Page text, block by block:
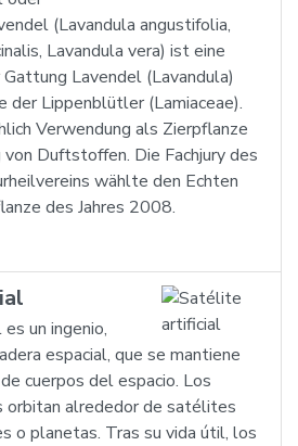
(Lavandula angustifolia,
Lavandula vera) ist eine
Lavendel (Lavandula)
der Lippenblütler (Lamiaceae).
Verwendung als Zierpflanze
von Duftstoffen. Die Fachjury des
wählte den Echten
des Jahres 2008.
un ingenio,
espacial, que se mantiene
cuerpos del espacio. Los
alrededor de satélites
o planetas. Tras su vida útil, los